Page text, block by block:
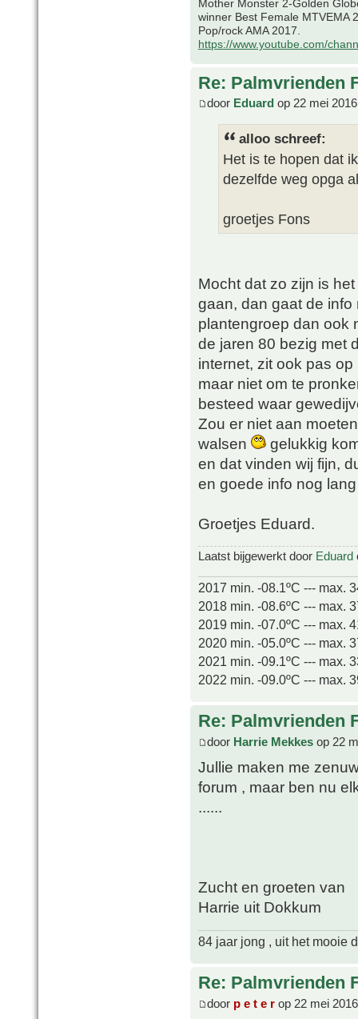
Mother Monster 2-Golden
winner Best Female MTVEMA
Pop/rock AMA 2017.
https://www.youtube.com/
Re: Palmvrienden
door Eduard op 22 mei
alloo schreef:
Het is te hopen dat
dezelfde weg opga
groetjes Fons
Mocht dat zo zijn is
gaan, dan gaat de
plantengroep dan ook
de jaren 80 bezig met
internet, zit ook pas
maar niet om te
besteed waar
Zou er niet aan
walsen
gelukkig
en dat vinden wij fijn,
en goede info nog
Groetjes Eduard.
Laatst bijgewerkt door Eduard
2017 min. -08.1ºC --- max.
2018 min. -08.6ºC --- max.
2019 min. -07.0ºC --- max.
2020 min. -05.0ºC --- max.
2021 min. -09.1ºC --- max.
2022 min. -09.0ºC --- max.
Re: Palmvrienden
door Harrie Mekkes op 22
Jullie maken me
forum , maar ben nu
......
Zucht en groeten van
Harrie uit Dokkum
84 jaar jong , uit het mooie
Re: Palmvrienden
door p e t e r op 22 mei